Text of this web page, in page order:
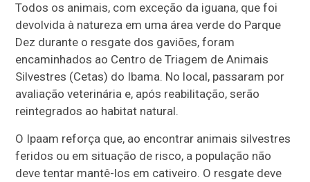
Todos os animais, com exceção da iguana, que foi
devolvida à natureza em uma área verde do Parque
Dez durante o resgate dos gaviões, foram
encaminhados ao Centro de Triagem de Animais
Silvestres (Cetas) do Ibama. No local, passaram por
avaliação veterinária e, após reabilitação, serão
reintegrados ao habitat natural.
O Ipaam reforça que, ao encontrar animais silvestres
feridos ou em situação de risco, a população não
deve tentar mantê-los em cativeiro. O resgate deve